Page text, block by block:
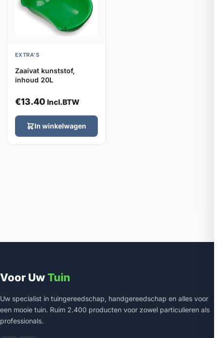
EXTRA'S
Zaaivat kunststof,
inhoud 20L
€13.40 Incl.BTW
In winkelwagen
Voor UwTuin
Uw specialist in tuingereedschap, handgereedschap en alles voor
een mooie tuin. Ruim 2.400 producten voor zowel particulieren als
professionals.